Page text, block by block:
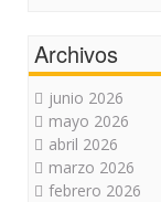
Archivos
junio 2026
mayo 2026
abril 2026
marzo 2026
febrero 2026